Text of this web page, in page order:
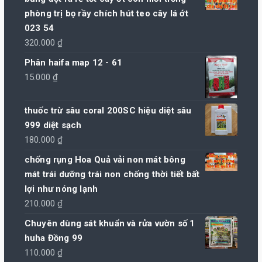
phòng trị bọ rầy chích hút teo cây lá ớt
023 54
320.000₫
Phân haifa map 12 - 61
15.000₫
thuốc trừ sâu coral 200SC hiệu diệt sâu
999 diệt sạch
180.000₫
chống rụng Hoa Quả vải non mát bông
mát trái dưỡng trái non chống thời tiết bất
lợi như nóng lạnh
210.000₫
Chuyên dùng sát khuẩn và rửa vườn số 1
huha Đồng 99
110.000₫